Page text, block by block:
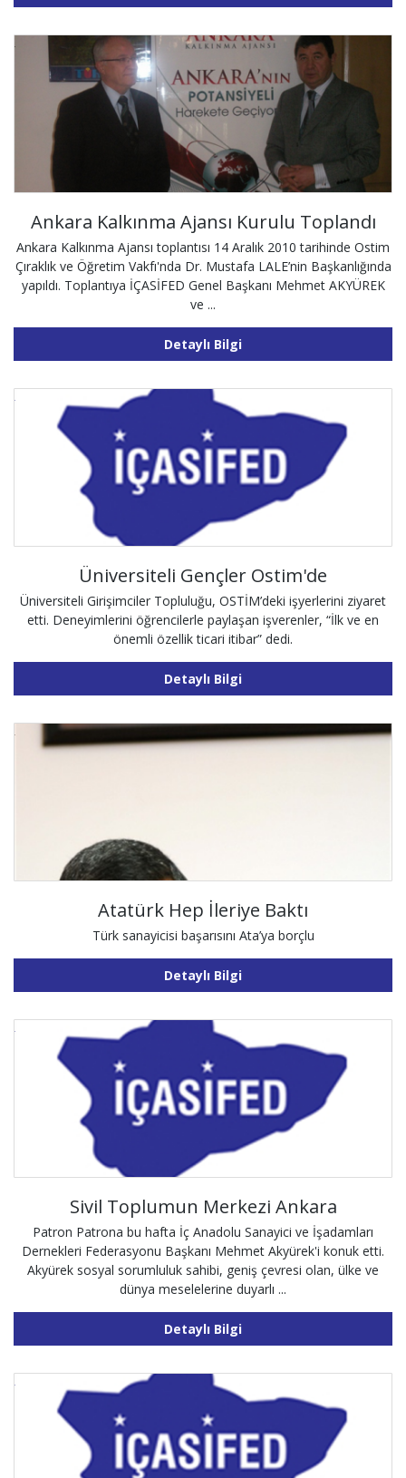
Ankara Kalkınma Ajansı Kurulu Toplandı
Ankara Kalkınma Ajansı toplantısı 14 Aralık 2010 tarihinde Ostim
Çıraklık ve Öğretim Vakfı'nda Dr. Mustafa LALE’nin Başkanlığında
yapıldı. Toplantıya İÇASİFED Genel Başkanı Mehmet AKYÜREK
ve ...
Detaylı Bilgi
Üniversiteli Gençler Ostim'de
Üniversiteli Girişimciler Topluluğu, OSTİM’deki işyerlerini ziyaret
etti. Deneyimlerini öğrencilerle paylaşan işverenler, “İlk ve en
önemli özellik ticari itibar” dedi.
Detaylı Bilgi
Atatürk Hep İleriye Baktı
Türk sanayicisi başarısını Ata’ya borçlu
Detaylı Bilgi
Sivil Toplumun Merkezi Ankara
Patron Patrona bu hafta İç Anadolu Sanayici ve İşadamları
Dernekleri Federasyonu Başkanı Mehmet Akyürek'i konuk etti.
Akyürek sosyal sorumluluk sahibi, geniş çevresi olan, ülke ve
dünya meselelerine duyarlı ...
Detaylı Bilgi